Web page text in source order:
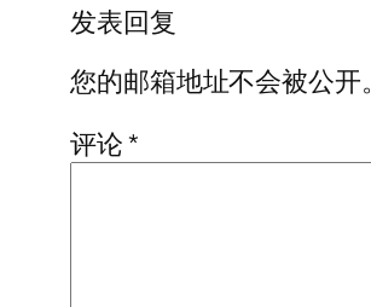
发表回复
您的邮箱地址不会被公开。
评论*